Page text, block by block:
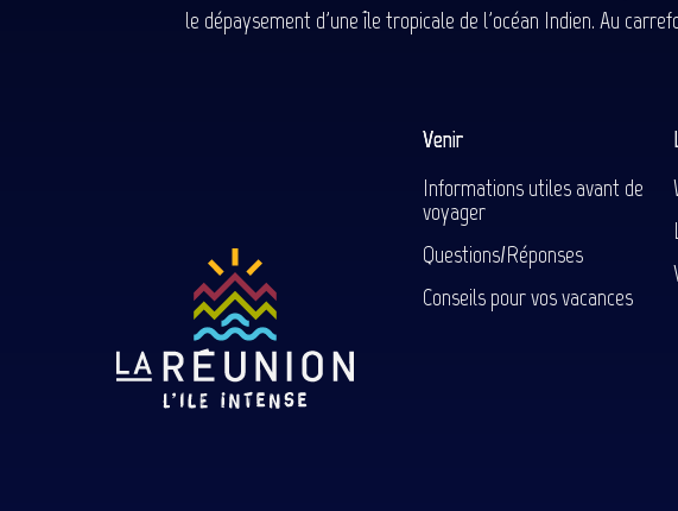
le dépaysement d'une île tropicale de l'océan Indien. Au
Venir
Informations utiles avant de
voyager
Questions/Réponses
Conseils pour vos vacances